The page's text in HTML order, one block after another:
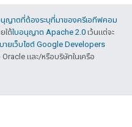
นุญาตที่ต้องระบุที่มาของครีเอทีฟคอม
ใต้ใบอนุญาต Apache 2.0 เว้นแต่จะ
ายเว็บไซต์ Google Developers
และ/หรือบริษัทในเครือ